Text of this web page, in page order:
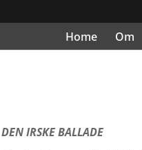
Home Om
DEN IRSKE BALLADE